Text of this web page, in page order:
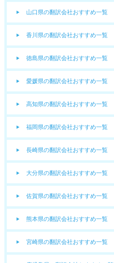
山口県の翻訳会社おすすめ一覧
香川県の翻訳会社おすすめ一覧
徳島県の翻訳会社おすすめ一覧
愛媛県の翻訳会社おすすめ一覧
高知県の翻訳会社おすすめ一覧
福岡県の翻訳会社おすすめ一覧
長崎県の翻訳会社おすすめ一覧
大分県の翻訳会社おすすめ一覧
佐賀県の翻訳会社おすすめ一覧
熊本県の翻訳会社おすすめ一覧
宮崎県の翻訳会社おすすめ一覧